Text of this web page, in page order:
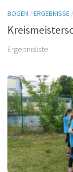
BOGEN /ERGEBNISSE /
Ergebnisliste